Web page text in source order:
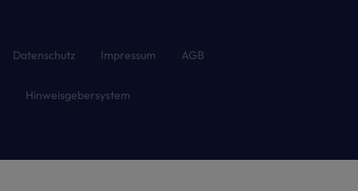
Datenschutz Impressum AGB
Hinweisgebersystem